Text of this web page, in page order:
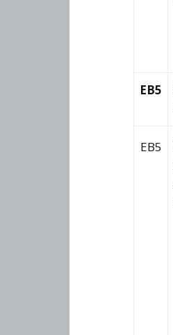
EB5
EB5